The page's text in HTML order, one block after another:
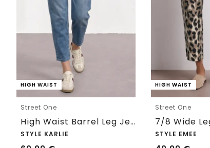
HIGH WAIST
Street One
High Waist Barrel Leg Jeans im Loose Fit
STYLE KARLIE
HIGH WAIST
Street One
STYLE EMEE